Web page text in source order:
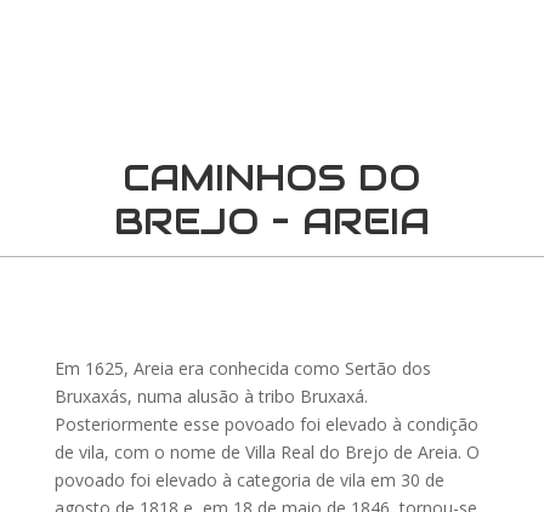
CAMINHOS DO
BREJO – AREIA
Em 1625, Areia era conhecida como Sertão dos
Bruxaxás, numa alusão à tribo Bruxaxá.
Posteriormente esse povoado foi elevado à condição
de vila, com o nome de Villa Real do Brejo de Areia. O
povoado foi elevado à categoria de vila em 30 de